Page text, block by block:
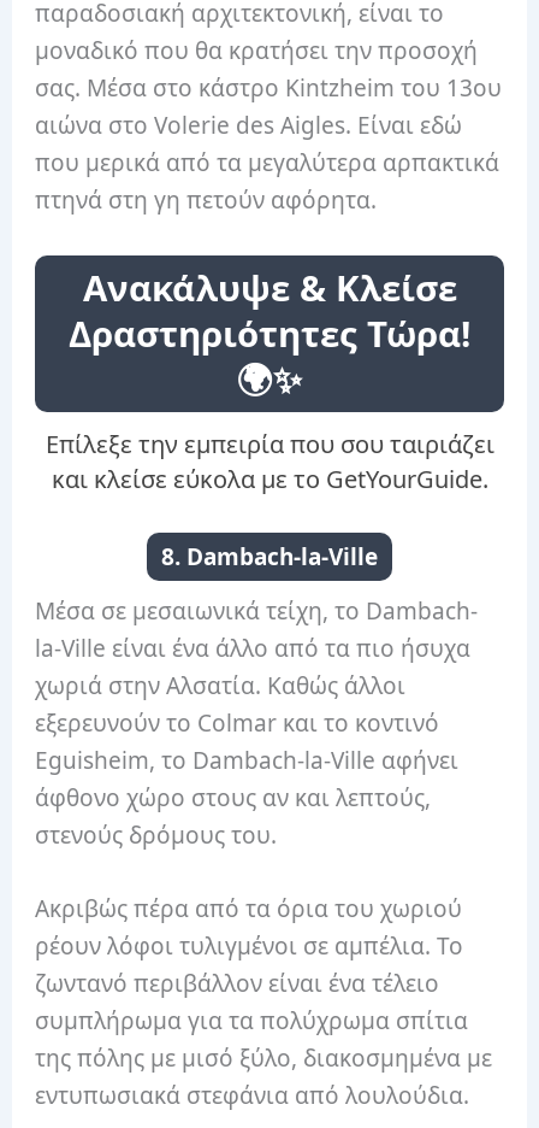
παραδοσιακή αρχιτεκτονική, είναι το
μοναδικό που θα κρατήσει την προσοχή
σας. Μέσα στο κάστρο Kintzheim του 13ου
αιώνα στο Volerie des Aigles. Είναι εδώ
που μερικά από τα μεγαλύτερα αρπακτικά
πτηνά στη γη πετούν αφόρητα.
Ανακάλυψε & Κλείσε
Δραστηριότητες Τώρα!
🌍✨
Επίλεξε την εμπειρία που σου ταιριάζει
και κλείσε εύκολα με το GetYourGuide.
8. Dambach-la-Ville
Μέσα σε μεσαιωνικά τείχη, το Dambach-
la-Ville είναι ένα άλλο από τα πιο ήσυχα
χωριά στην Αλσατία. Καθώς άλλοι
εξερευνούν το Colmar και το κοντινό
Eguisheim, το Dambach-la-Ville αφήνει
άφθονο χώρο στους αν και λεπτούς,
στενούς δρόμους του.
Ακριβώς πέρα ​​από τα όρια του χωριού
ρέουν λόφοι τυλιγμένοι σε αμπέλια. Το
ζωντανό περιβάλλον είναι ένα τέλειο
συμπλήρωμα για τα πολύχρωμα σπίτια
της πόλης με μισό ξύλο, διακοσμημένα με
εντυπωσιακά στεφάνια από λουλούδια.